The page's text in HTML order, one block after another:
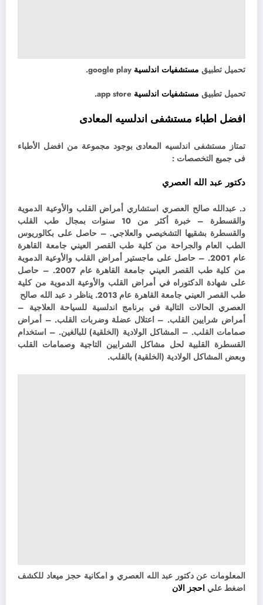
تحميل تطبيق مستشفيات اندلسية
تحميل تطبيق مستشفيات اندلسية
افضل اطباء مستشفى اندلسيه المعادى
تمتاز مستشفى اندلسيه المعادى بوجود مجموعة من افضل الأطباء
فى جميع التخصصات :
دكتور عبد الله العصري
د. عبدالله صالح العصري استشاري أمراض القلب والأوعية الدموية
والقسطرة – خبرة أكثر من 10 سنوات بمجال طب القلب
والقسطرة بشقيها التشخيصي والعلاجي. – حاصل على بكالوريوس
الطب العام والجراحة من كلية طب القصر العيني جامعة القاهرة
عام 2001. – حاصل على ماجستير أمراض القلب والأوعية الدموية
من كلية طب القصر العيني جامعة القاهرة عام 2007. – حاصل
على شهادة الدكتوراه في أمراض القلب والأوعية الدموية من كلية
طب القصر العيني جامعة القاهرة عام 2013. يناظر د عبد الله صالح
العصري الحالات التالية في برنامج اندلسية للسياحة العلاجية –
أمراض شرايين القلب. – اعتلال عضلة وضربات القلب. – أمراض
صمامات القلب. – المشاكل الولادية (الخلقية) للبالغين. – استخدام
القسطرة القلبية لحل مشاكل الشرايين التاجية وصمامات القلب
وبعض المشاكل الولادية (الخلقية) بالقلب.
المعلومات عن دكتور عبد الله العصري و امكانية حجز ميعاد للكشف
اضغط علي احجز الان